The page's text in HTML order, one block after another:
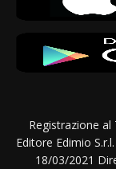
Registrazione
Editore Edimio
18/03/2021